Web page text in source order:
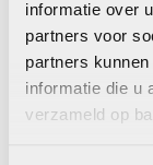
informatie over
partners voor
partners
informatie die u
verzameld op
Op voorraad in